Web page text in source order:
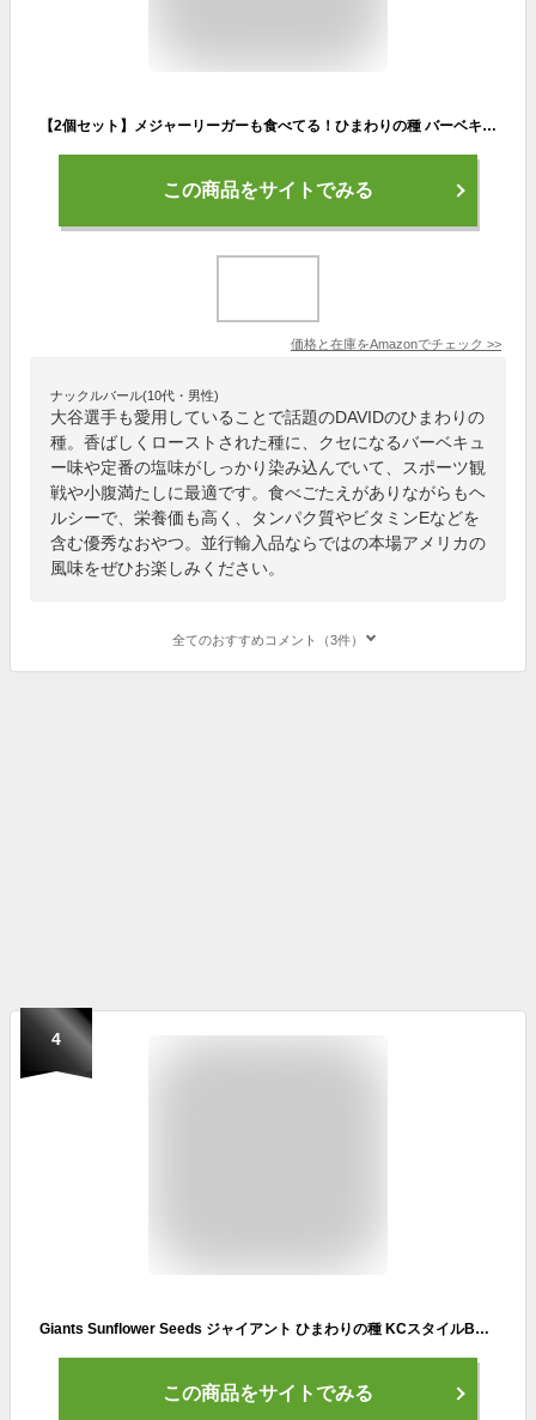
【2個セット】メジャーリーガーも食べてる！ひまわりの種 バーベキュー味/塩味 並行輸入品
この商品をサイトでみる
価格と在庫をAmazonでチェック >>
ナックルバール(10代・男性)
大谷選手も愛用していることで話題のDAVIDのひまわりの
種。香ばしくローストされた種に、クセになるバーベキュ
ー味や定番の塩味がしっかり染み込んでいて、スポーツ観
戦や小腹満たしに最適です。食べごたえがありながらもヘ
ルシーで、栄養価も高く、タンパク質やビタミンEなどを
含む優秀なおやつ。並行輸入品ならではの本場アメリカの
風味をぜひお楽しみください。
全てのおすすめコメント（3件）
4
Giants Sunflower Seeds ジャイアント ひまわりの種 KCスタイルBBQ味 142g KC Style BBQ Flavored 5oz
この商品をサイトでみる